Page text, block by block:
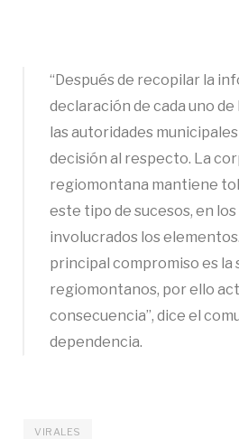
“Después de recopilar la
declaración de cada uno
las autoridades
decisión al respecto. La
regiomontana mantiene
este tipo de sucesos, en los
involucrados los
principal compromiso es la
regiomontanos, por ello
consecuencia”, dice el
dependencia.
VIRALES